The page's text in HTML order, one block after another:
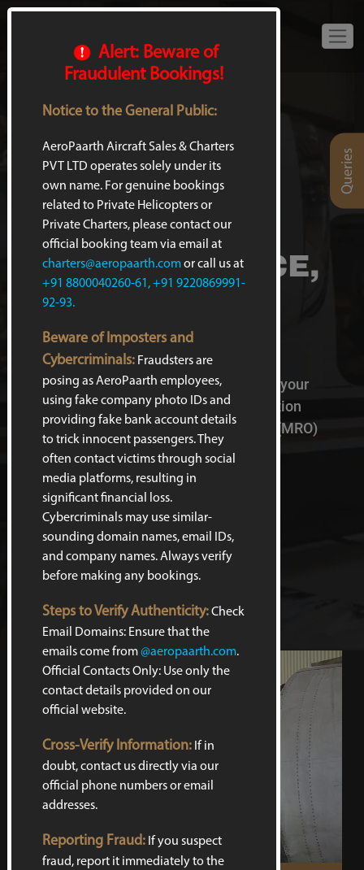
Queries
MRO
(MAINTENANCE,
OVERALL)
Ensure the safety and reliability of your
aircraft with our world-class Aviation
Maintenance, Repair, and Overhaul (MRO)
services.
Contact Us
Alert: Beware of
Fraudulent Bookings!
Notice to the General Public:
AeroPaarth Aircraft Sales & Charters
PVT LTD operates solely under its
own name. For genuine bookings
related to Private Helicopters or
Private Charters, please contact our
official booking team via email at
charters@aeropaarth.comor call us at
+91 8800040260-61, +91 9220869991-
92-93.
Beware of Imposters and
Cybercriminals: Fraudsters are
posing as AeroPaarth employees,
using fake company photo IDs and
providing fake bank account details
to trick innocent passengers. They
often contact victims through social
media platforms, resulting in
significant financial loss.
Cybercriminals may use similar-
sounding domain names, email IDs,
and company names. Always verify
before making any bookings.
Steps to Verify Authenticity:Check
Email Domains: Ensure that the
emails come from@aeropaarth.com.
Official Contacts Only: Use only the
contact details provided on our
official website.
Cross-Verify Information: If in
doubt, contact us directly via our
official phone numbers or email
addresses.
Reporting Fraud: If you suspect
fraud, report it immediately to the